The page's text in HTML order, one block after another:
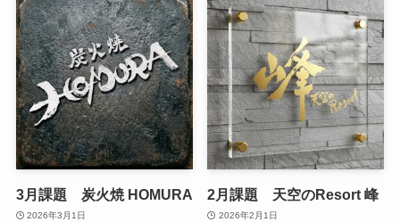
3月課題 炭火焼 HOMURA
2026年3月1日
2月課題 天空のResort 峰
2026年2月1日